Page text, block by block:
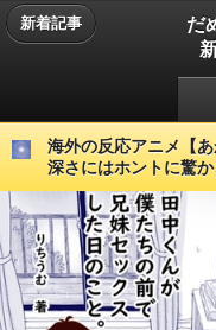
新着記事
だ
海外の反応アニメ【
深さにはホントに驚か